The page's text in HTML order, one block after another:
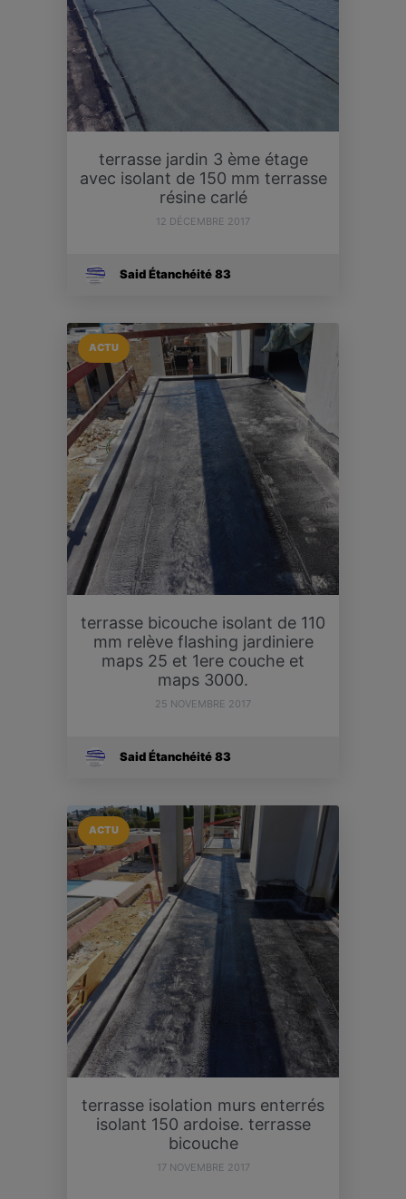
terrasse jardin 3 ème étage
avec isolant de 150 mm terrasse
résine carlé
12 DÉCEMBRE 2017
Said Étanchéité 83
ACTU
terrasse bicouche isolant de 110
mm relève flashing jardiniere
maps 25 et 1ere couche et
maps 3000.
25 NOVEMBRE 2017
Said Étanchéité 83
ACTU
terrasse isolation murs enterrés
isolant 150 ardoise. terrasse
bicouche
17 NOVEMBRE 2017